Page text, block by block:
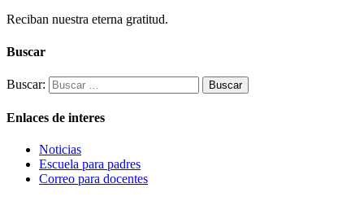
Reciban nuestra eterna gratitud.
Buscar
Buscar:
Enlaces de interes
Noticias
Escuela para padres
Correo para docentes